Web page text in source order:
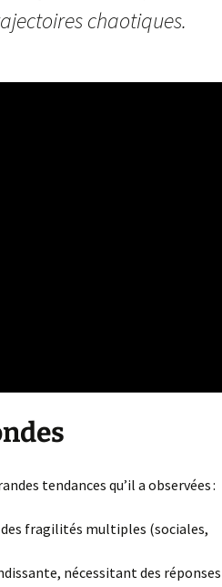
chaotiques.
tendances qu’il a observées :
des fragilités multiples (sociales,
nécessitant des réponses